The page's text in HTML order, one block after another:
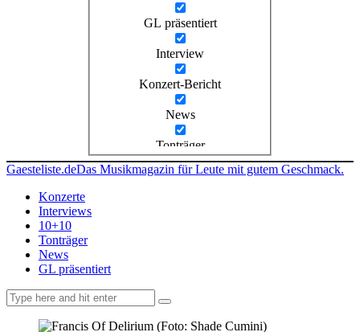
GL präsentiert
Interview
Konzert-Bericht
News
Tonträger
Gaesteliste.deDas Musikmagazin für Leute mit gutem Geschmack.
Konzerte
Interviews
10+10
Tonträger
News
GL präsentiert